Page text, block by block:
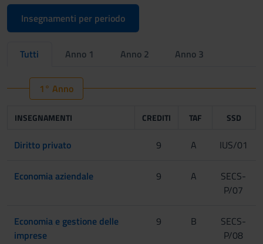
Insegnamenti per periodo
Tutti Anno 1 Anno 2 Anno 3
1° Anno
INSEGNAMENTI CREDITI TAF SSD
Diritto privato 9 A IUS/01
Economia aziendale 9 A
SECS-
P/07
Economia e gestione delle
imprese
9 B
SECS-
P/08